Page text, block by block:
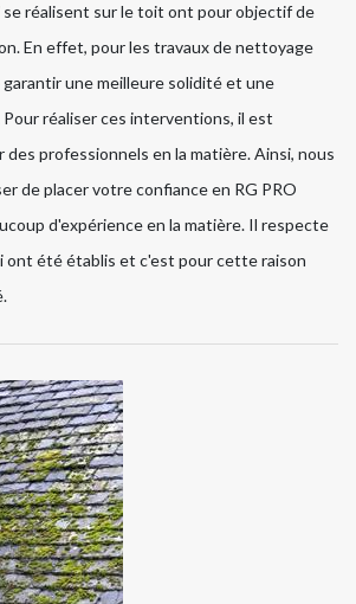
réalisent sur le toit ont pour objectif de
En effet, pour les travaux de nettoyage
une meilleure solidité et une
réaliser ces interventions, il est
des professionnels en la matière. Ainsi, nous
de placer votre confiance en RG PRO
d'expérience en la matière. Il respecte
ont été établis et c'est pour cette raison